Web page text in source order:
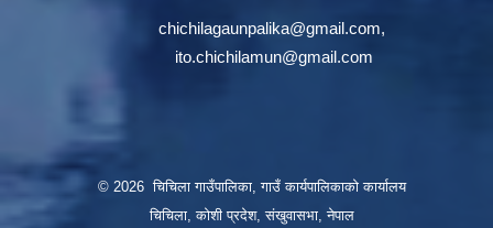
chichilagaunpalika@gmail.com,
ito.chichilamun@gmail.com
© 2026 चिचिला गाउँपालिका, गाउँ कार्यपालिकाको कार्यालय
चिचिला, कोशी प्रदेश, संखुवासभा, नेपाल